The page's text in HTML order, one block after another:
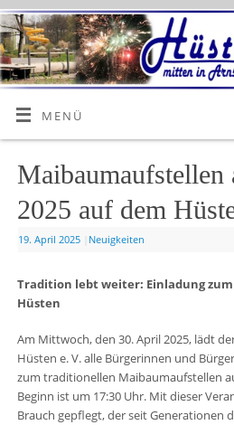
MENÜ
2025 auf dem
19. April 2025 Neuigkeiten
Tradition lebt weiter: Einladung
Hüsten
Am Mittwoch, den 30. April 2025, lädt
Hüsten e. V. alle Bürgerinnen und
zum traditionellen Maibaumaufstellen
Beginn ist um 17:30 Uhr. Mit dieser
Brauch gepflegt, der seit Generationen